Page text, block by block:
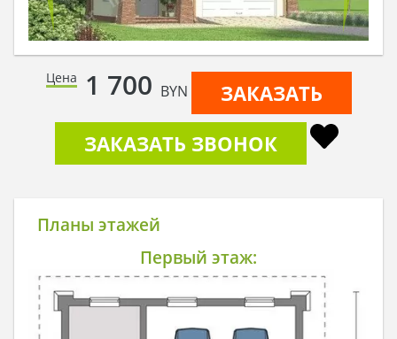
Цена 1 700 BYN
ЗАКАЗАТЬ
ЗАКАЗАТЬ ЗВОНОК
Планы этажей
Первый этаж: